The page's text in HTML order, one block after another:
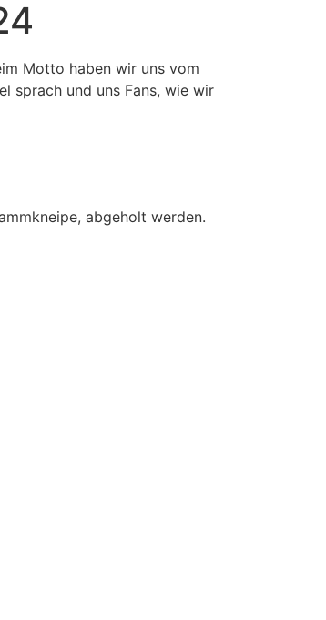
Motto haben wir uns vom
sprach und uns Fans, wie wir
abgeholt werden.